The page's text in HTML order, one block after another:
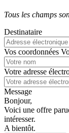
Tous les champs
Destinataire
Vos coordonnées
Votre adresse
Message
Bonjour,
Voici une offre
intéresser.
A bientôt.